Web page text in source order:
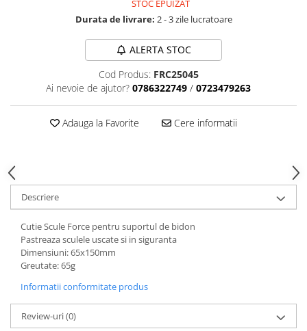
Camera bicicleta
Pinioane
Urechi cadru bicicleta
Pipe ghidon
Cuvete bicicleta
Furci bicicleta
Cabluri si camasi
Frana bicicleta
Placute frana bicicleta
STOC EPUIZAT
Durata de livrare: 2 - 3 zile lucratoare
ALERTA STOC
Cod Produs: FRC25045
Ai nevoie de ajutor? 0786322749 / 0723479263
Adauga la Favorite Cere informatii
Descriere
Cutie Scule Force pentru suportul de bidon
Pastreaza sculele uscate si in siguranta
Dimensiuni: 65x150mm
Greutate: 65g
Informatii conformitate produs
Review-uri(0)